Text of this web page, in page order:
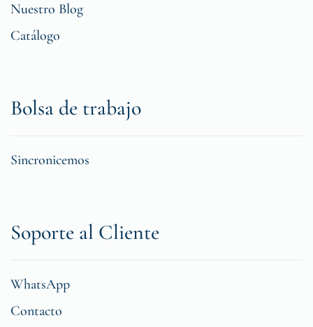
Nuestro Blog
Catálogo
Bolsa de trabajo
Sincronicemos
Soporte al Cliente
WhatsApp
Contacto